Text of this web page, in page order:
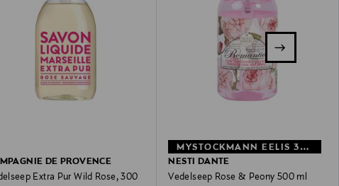
DE PROVENCE
Extra Pur Wild Rose, 300
MYSTOCKMANN EELIS 39%
NESTI DANTE
Vedelseep Rose & Peony 500 ml